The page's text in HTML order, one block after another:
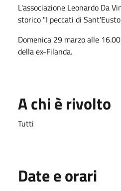
L'associazione Leonardo Da
storico "I peccati di
Domenica 29 marzo alle
della ex-Filanda.
A chi è rivolto
Tutti
Date e orari